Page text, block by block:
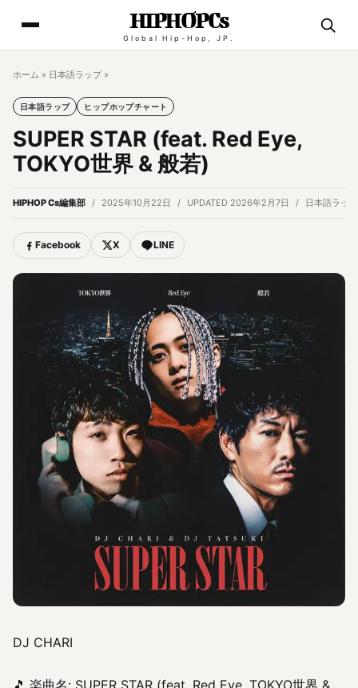
HIPHOPCs
Global Hip-Hop, JP.
ホーム » 日本語ラップ»
日本語ラップ ヒップホップチャート
SUPER STAR (feat. Red Eye,
TOKYO世界 & 般若)
HIPHOP Cs編集部 2025年10月22日 UPDATED 2026年2月7日 日本語ラップ
Facebook X LINE
DJ CHARI